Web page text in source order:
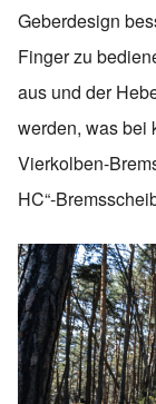
Geberdesign
Finger zu
aus und der
werden, was bei
Vierkolben-
HC“-